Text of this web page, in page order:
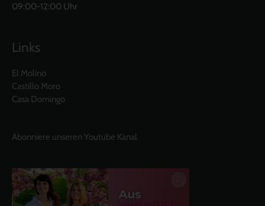
09:00-12:00 Uhr
Links
El Molino
Castillo Moro
Casa Domingo
Abonniere unseren Youtube Kanal